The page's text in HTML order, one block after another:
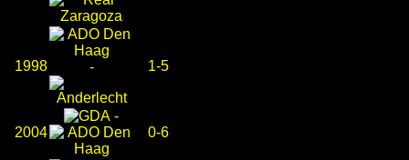
1998 - 1-5
2004
-
0-6